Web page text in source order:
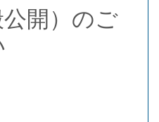
開）のご